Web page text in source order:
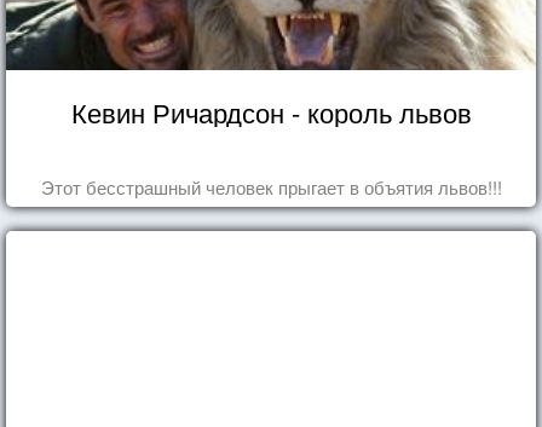
Кевин Ричардсон - король львов
Этот бесстрашный человек прыгает в объятия львов!!!